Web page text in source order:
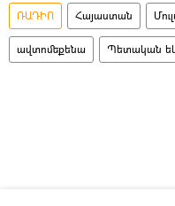
ՌԱԴԻՈ Հայաստան
ավտոմեքենա Պետական